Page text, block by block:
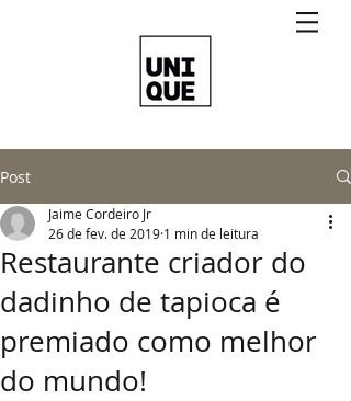
Post
Restaurante criador do
dadinho de tapioca é
premiado como melhor
do mundo!
Jaime Cordeiro Jr
26 de fev. de 2019 1 min de leitura